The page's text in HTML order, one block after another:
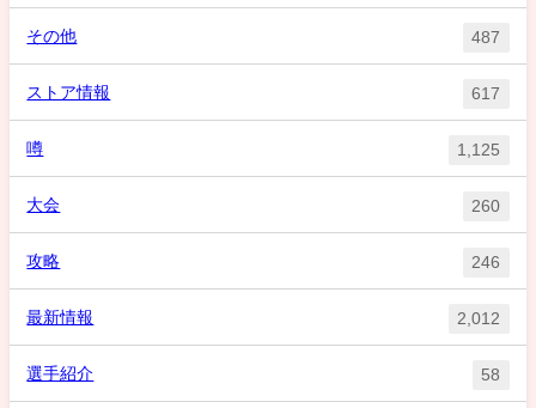
その他 487
ストア情報 617
噂 1,125
大会 260
攻略 246
最新情報 2,012
選手紹介 58